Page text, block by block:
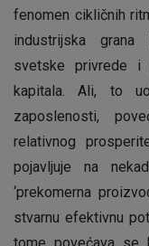
fenomen cikličnih
industrijska
svetske privrede i
kapitala. Ali, to
zaposlenosti,
relativnog
pojavljuje na
‘prekomerna
stvarnu efektivnu